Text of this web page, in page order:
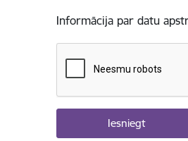
Informācija par datu